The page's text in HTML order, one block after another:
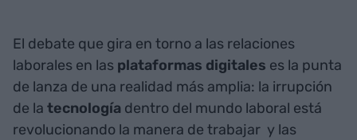
El debate que gira en torno a las relaciones
laborales en las plataformas digitales es la punta
de lanza de una realidad más amplia: la irrupción
de la tecnología dentro del mundo laboral está
revolucionando la manera de trabajar y las